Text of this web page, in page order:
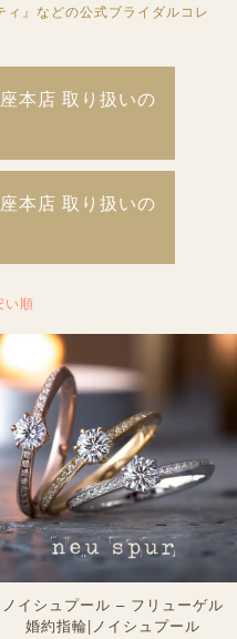
』などの公式ブライダルコレ
本店 取り扱いの
本店 取り扱いの
い順
ノイシュプール – フリューゲル
婚約指輪|ノイシュプール